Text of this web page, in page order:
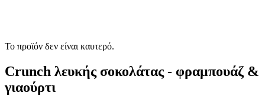
Το προϊόν δεν είναι καυτερό.
Crunch λευκής σοκολάτας - φραμπουάζ &
γιαούρτι